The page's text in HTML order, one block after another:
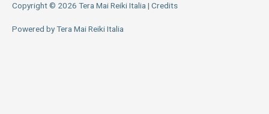
Copyright © 2026 Tera Mai Reiki Italia | Credits
Powered byTera Mai Reiki Italia